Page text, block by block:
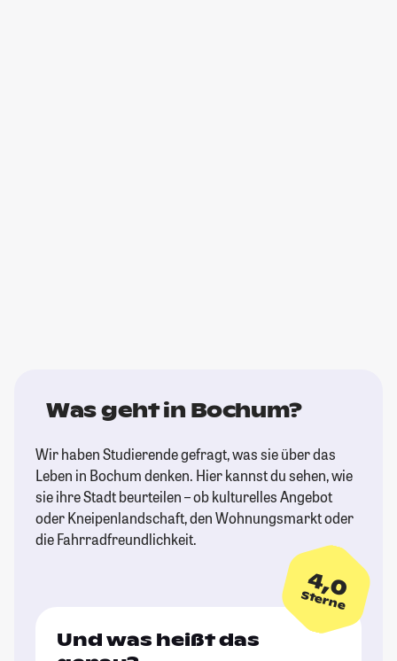
Was geht in Bochum?
Wir haben Studierende gefragt, was sie über das
Leben in Bochum denken. Hier kannst du sehen, wie
sie ihre Stadt beurteilen – ob kulturelles Angebot
oder Kneipenlandschaft, den Wohnungsmarkt oder
die Fahrradfreundlichkeit.
4,0
Sterne
Und was heißt das